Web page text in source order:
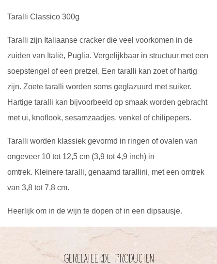
Taralli Classico 300g
Taralli zijn Italiaanse cracker die veel voorkomen in de
zuiden van Italië, Puglia. Vergelijkbaar in structuur met een
soepstengel of een pretzel. Een taralli kan zoet of hartig
zijn. Zoete taralli worden soms geglazuurd met suiker.
Hartige taralli kan bijvoorbeeld op smaak worden gebracht
met ui, knoflook, sesamzaadjes, venkel of chilipepers.
Taralli worden klassiek gevormd in ringen of ovalen van
ongeveer 10 tot 12,5 cm (3,9 tot 4,9 inch) in
omtrek. Kleinere taralli, genaamd tarallini, met een omtrek
van 3,8 tot 7,8 cm.
Heerlijk om in de wijn te dopen of in een dipsausje.
Gerelateerde producten